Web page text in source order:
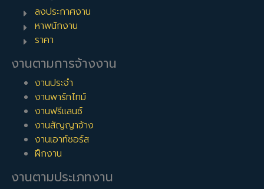
งานบัญชีเงินเดือน 25,000 บาทขึ้นไป
งานบัญชีเงินเดือน 30,000 บาทขึ้นไป
งานบัญชีเงินเดือน 40,000 บาทขึ้นไป
,บัญชีภาษีอากร
หนี้-เจ้าหนี้,ตรวจสอบบัญชี,ธุรการบัญชี
เงิน, การบัญชี
*การแบ่งหมวดหมู่งาน จัดทำโดยพนักงานธุรการฝ่ายสรรหาบุคลากร
ซึ่งอาจจะไม่รู้จักสายงานนี้ลึกซึ้งเท่าผู้ที่ทำงานในสายงานโดยตรง
หากบางงานจัดไม่ตรงหมวดหมู่ที่ควรจะเป็น ก็ต้องขออภัยมา ณ ที่นี้
ด้วยครับ
สงขลา,งานบัญชี ขอนแก่น ,
ลงประกาศงาน
หาพนักงาน
ราคา
งานตามการจ้างงาน
งานประจำ
งานพาร์ทไทม์
งานฟรีแลนซ์
งานสัญญาจ้าง
งานเอาท์ซอร์ส
ฝึกงาน
งานตามประเภทงาน